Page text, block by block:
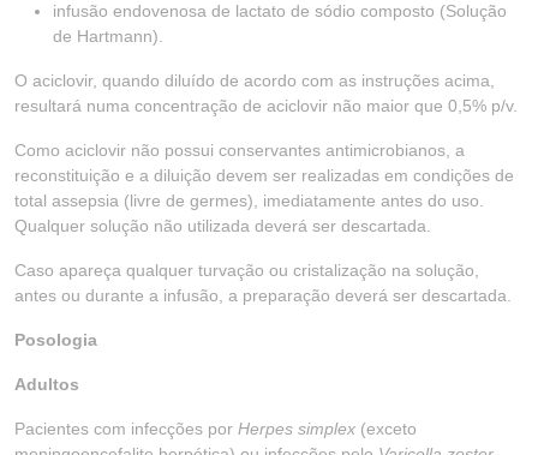
infusão endovenosa de lactato de sódio composto (Solução
de Hartmann).
O aciclovir, quando diluído de acordo com as instruções acima,
resultará numa concentração de aciclovir não maior que 0,5% p/v.
Como aciclovir não possui conservantes antimicrobianos, a
reconstituição e a diluição devem ser realizadas em condições de
total assepsia (livre de germes), imediatamente antes do uso.
Qualquer solução não utilizada deverá ser descartada.
Caso apareça qualquer turvação ou cristalização na solução,
antes ou durante a infusão, a preparação deverá ser descartada.
Posologia
Adultos
Pacientes com infecções por Herpes simplex (exceto